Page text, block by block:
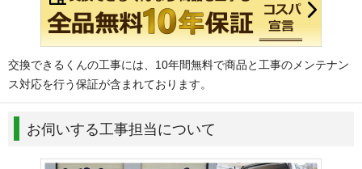
交換できるくんの工事には、10年間無料で商品と工事のメンテナン
ス対応を行う保証が含まれております。
お伺いする工事担当について